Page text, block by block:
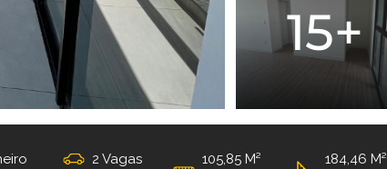
15+
2 Vagas
105,85 M²
184,46 M²